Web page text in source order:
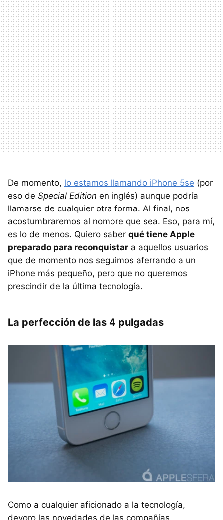
De momento, lo estamos llamando iPhone 5se (por
eso de Special Edition en inglés) aunque podría
llamarse de cualquier otra forma. Al final, nos
acostumbraremos al nombre que sea. Eso, para mí,
es lo de menos. Quiero saber qué tiene Apple
preparado para reconquistar a aquellos usuarios
que de momento nos seguimos aferrando a un
iPhone más pequeño, pero que no queremos
prescindir de la última tecnología.
La perfección de las 4 pulgadas
Como a cualquier aficionado a la tecnología,
devoro las novedades de las compañías